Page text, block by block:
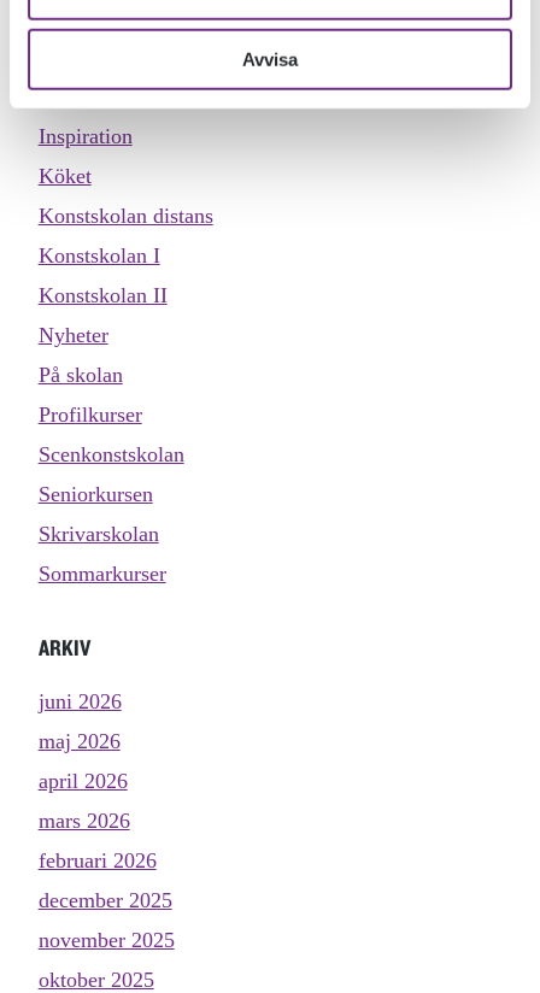
Avvisa
Dokumentärfilmskolan
Dokumentärfilmskolan distans
Evenemang
Inspiration
Köket
Konstskolan distans
Konstskolan I
Konstskolan II
Nyheter
På skolan
Profilkurser
Scenkonstskolan
Seniorkursen
Skrivarskolan
Sommarkurser
ARKIV
juni 2026
maj 2026
april 2026
mars 2026
februari 2026
december 2025
november 2025
oktober 2025